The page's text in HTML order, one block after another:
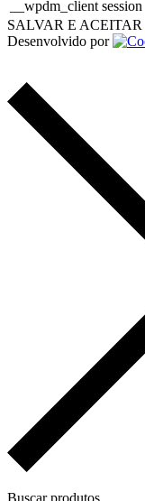
__wpdm_client session
SALVAR E ACEITAR
Desenvolvido por
Buscar produtos